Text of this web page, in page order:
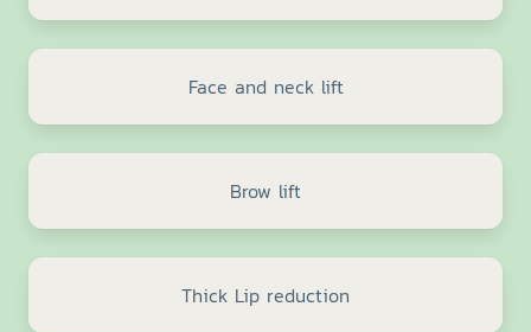
Face and neck lift
Brow lift
Thick Lip reduction